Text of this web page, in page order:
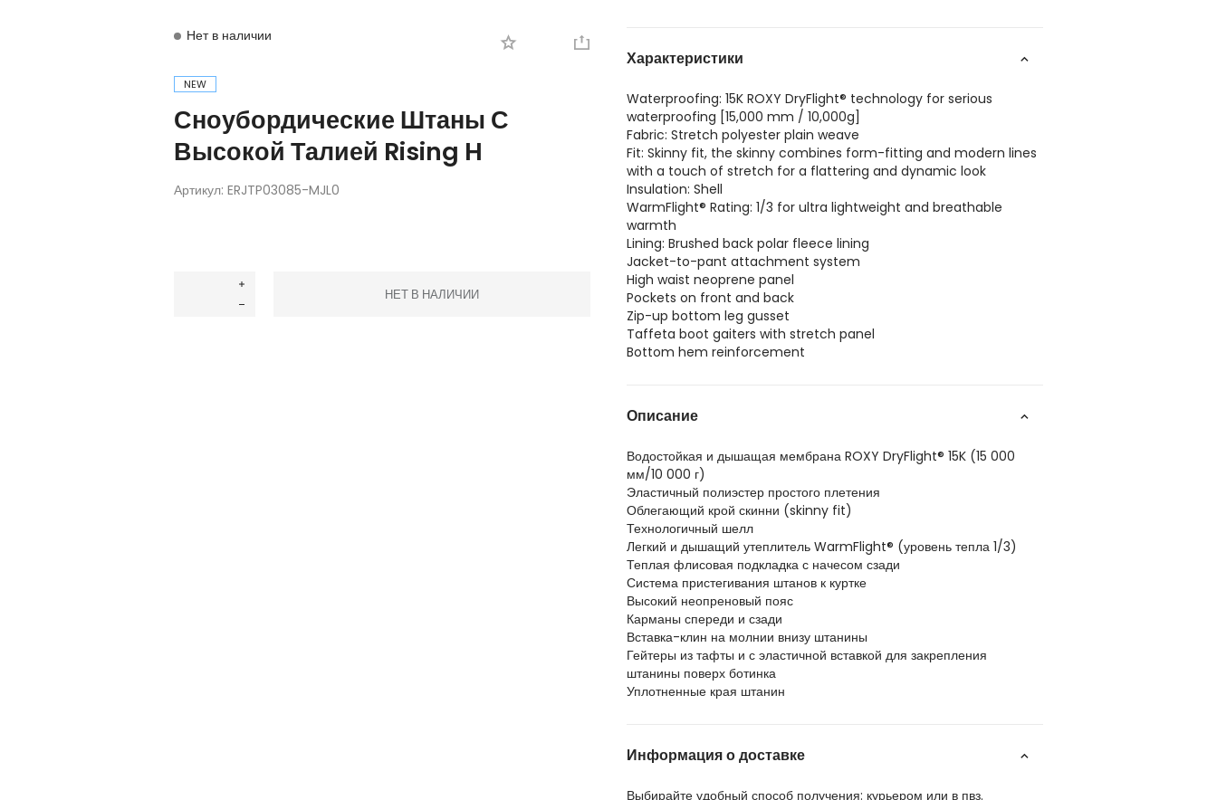
Нет в наличии
NEW
Сноубордические Штаны С
Высокой Талией Rising H
Артикул: ERJTP03085-MJL0
НЕТ В НАЛИЧИИ
Характеристики
Waterproofing: 15K ROXY DryFlight® technology for serious
waterproofing [15,000 mm / 10,000g]
Fabric: Stretch polyester plain weave
Fit: Skinny fit, the skinny combines form-fitting and modern lines
with a touch of stretch for a flattering and dynamic look
Insulation: Shell
WarmFlight® Rating: 1/3 for ultra lightweight and breathable
warmth
Lining: Brushed back polar fleece lining
Jacket-to-pant attachment system
High waist neoprene panel
Pockets on front and back
Zip-up bottom leg gusset
Taffeta boot gaiters with stretch panel
Bottom hem reinforcement
Описание
Водостойкая и дышащая мембрана ROXY DryFlight® 15K (15 000
мм/10 000 г)
Эластичный полиэстер простого плетения
Облегающий крой скинни (skinny fit)
Технологичный шелл
Легкий и дышащий утеплитель WarmFlight® (уровень тепла 1/3)
Теплая флисовая подкладка с начесом сзади
Система пристегивания штанов к куртке
Высокий неопреновый пояс
Карманы спереди и сзади
Вставка-клин на молнии внизу штанины
Гейтеры из тафты и с эластичной вставкой для закрепления
штанины поверх ботинка
Уплотненные края штанин
Информация о доставке
Выбирайте удобный способ получения: курьером или в пвз.